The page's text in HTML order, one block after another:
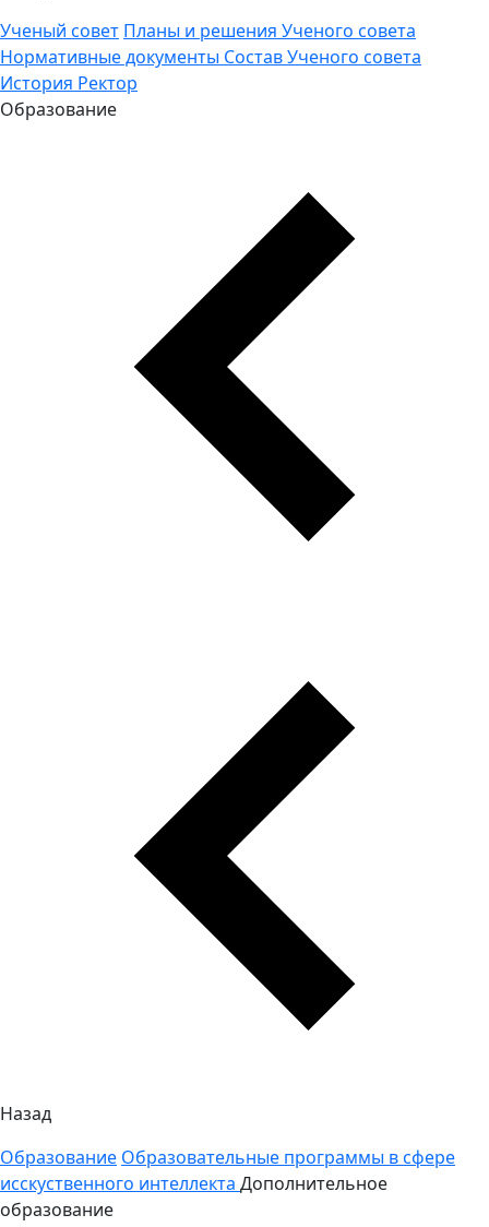
Ученый совет Планы и решения Ученого совета
Нормативные документы Состав Ученого совета
История Ректор
Образование
Назад
Образование Образовательные программы в сфере
исскуственного интеллекта Дополнительное
образование